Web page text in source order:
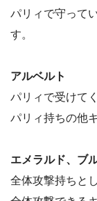
パリィで守って
す。
アルベルト
パリィで受けて
パリィ持ちの他
エメラルド、ブ
全体攻撃持ちと